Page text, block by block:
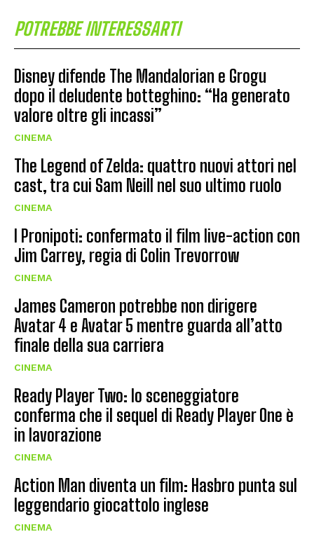
POTREBBE INTERESSARTI
Disney difende The Mandalorian e Grogu
dopo il deludente botteghino: “Ha generato
valore oltre gli incassi”
CINEMA
The Legend of Zelda: quattro nuovi attori nel
cast, tra cui Sam Neill nel suo ultimo ruolo
CINEMA
I Pronipoti: confermato il film live-action con
Jim Carrey, regia di Colin Trevorrow
CINEMA
James Cameron potrebbe non dirigere
Avatar 4 e Avatar 5 mentre guarda all’atto
finale della sua carriera
CINEMA
Ready Player Two: lo sceneggiatore
conferma che il sequel di Ready Player One è
in lavorazione
CINEMA
Action Man diventa un film: Hasbro punta sul
leggendario giocattolo inglese
CINEMA